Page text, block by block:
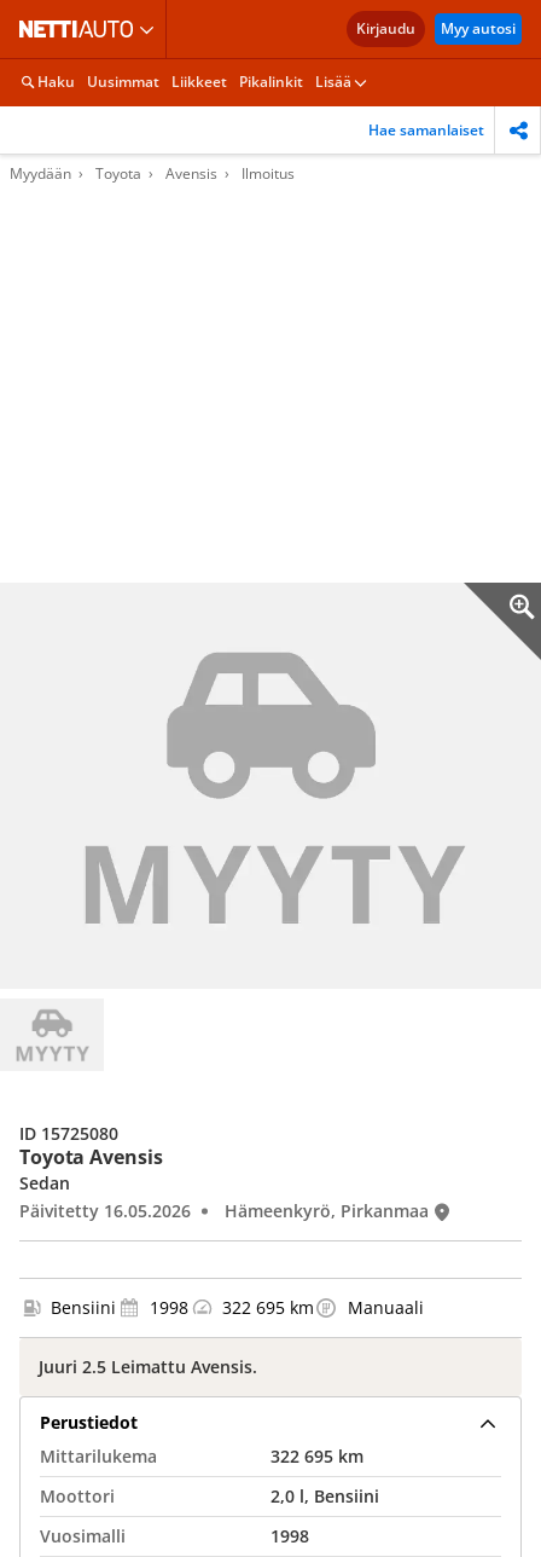
Kirjaudu Myy autosi
Haku Uusimmat Liikkeet Pikalinkit Lisää
Hae samanlaiset
Myydään Toyota Avensis Ilmoitus
Toyota Avensis
Sedan
Päivitetty 16.05.2026
Hämeenkyrö, Pirkanmaa
ID 15725080
Bensiini 1998 322 695 km Manuaali
Juuri 2.5 Leimattu Avensis.
Perustiedot
Mittarilukema
322 695 km
Moottori
2,0 l, Bensiini
Vuosimalli
1998